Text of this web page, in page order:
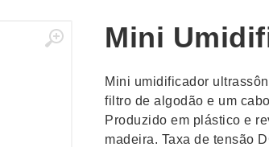
Cuidados Pessoais
Esporte e Jogos
Fones de
Kit
Kit Queijo
Mini
Mini umidificador
filtro de algodão e um
Produzido em plástico e
madeira. Taxa de tensão